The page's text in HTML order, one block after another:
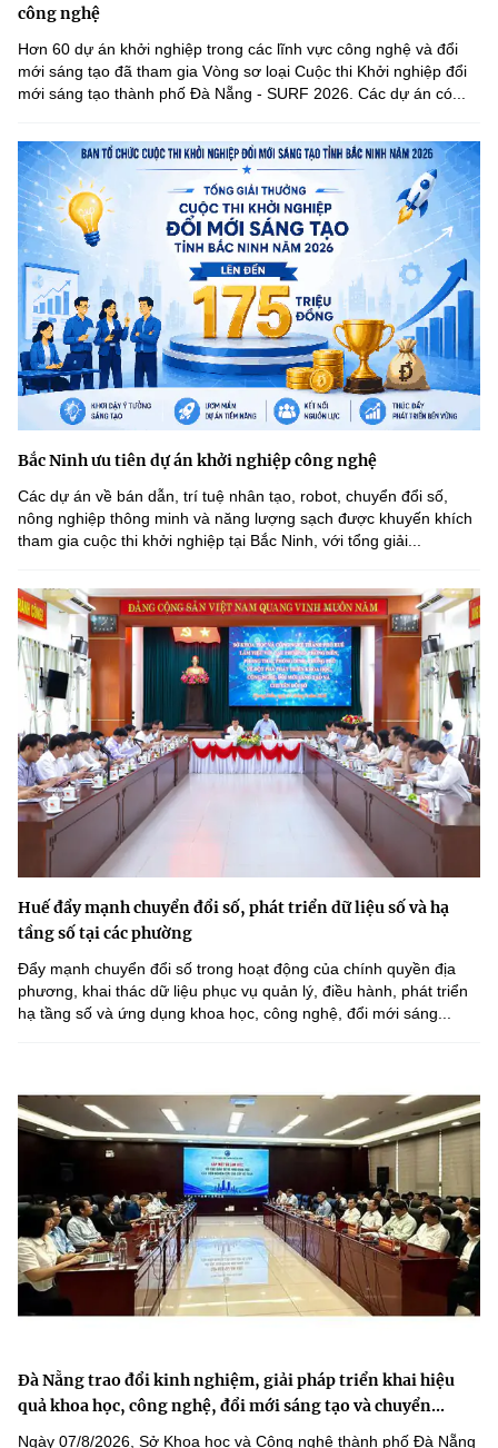
công nghệ
Hơn 60 dự án khởi nghiệp trong các lĩnh vực công nghệ và đổi
mới sáng tạo đã tham gia Vòng sơ loại Cuộc thi Khởi nghiệp đổi
mới sáng tạo thành phố Đà Nẵng - SURF 2026. Các dự án có...
Bắc Ninh ưu tiên dự án khởi nghiệp công nghệ
Các dự án về bán dẫn, trí tuệ nhân tạo, robot, chuyển đổi số,
nông nghiệp thông minh và năng lượng sạch được khuyến khích
tham gia cuộc thi khởi nghiệp tại Bắc Ninh, với tổng giải...
Huế đẩy mạnh chuyển đổi số, phát triển dữ liệu số và hạ
tầng số tại các phường
Đẩy mạnh chuyển đổi số trong hoạt động của chính quyền địa
phương, khai thác dữ liệu phục vụ quản lý, điều hành, phát triển
hạ tầng số và ứng dụng khoa học, công nghệ, đổi mới sáng...
Đà Nẵng trao đổi kinh nghiệm, giải pháp triển khai hiệu
quả khoa học, công nghệ, đổi mới sáng tạo và chuyển...
Ngày 07/8/2026, Sở Khoa học và Công nghệ thành phố Đà Nẵng